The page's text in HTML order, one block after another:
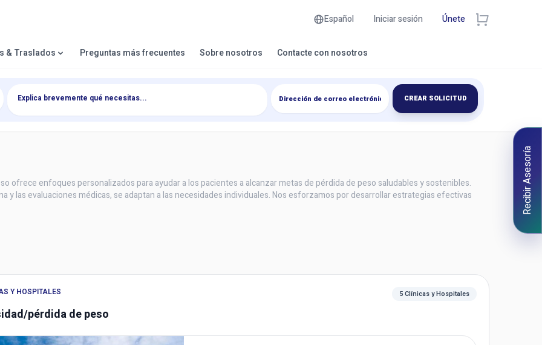
Español Iniciar sesión Únete
& Traslados Preguntas más frecuentes Sobre nosotros Contacte con nosotros
CREAR SOLICITUD
Recibir Asesoría
ofrece enfoques personalizados para ayudar a los pacientes a alcanzar metas de pérdida de peso saludables y sostenibles.
y las evaluaciones médicas, se adaptan a las necesidades individuales. Nos esforzamos por desarrollar estrategias efectivas
Y HOSPITALES
pérdida de peso
5 Clínicas y Hospitales